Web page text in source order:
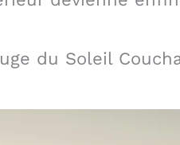
du Soleil